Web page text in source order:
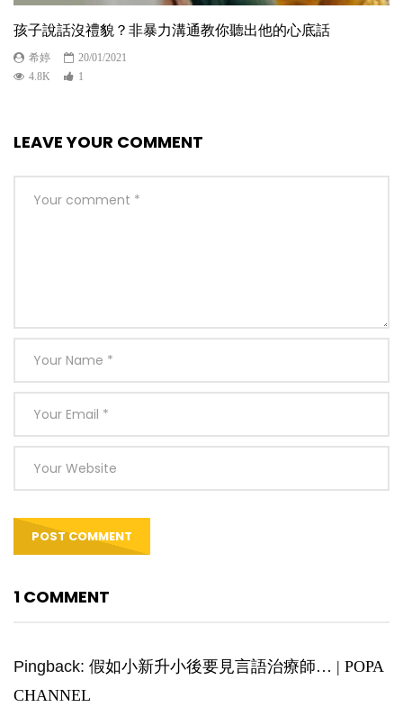
孩子說話沒禮貌？非暴力溝通教你聽出他的心底話
希婷
20/01/2021
4.8K
1
LEAVE YOUR COMMENT
1 COMMENT
Pingback: 假如小新升小後要見言語治療師… | POPA
CHANNEL